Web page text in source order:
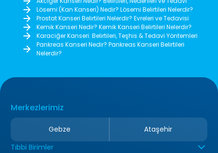
Lösemi (Kan Kanseri) Nedir? Lösemi Belirtileri Nelerdir?
Prostat Kanseri Belirtileri Nelerdir? Evreleri ve Tedavisi
Kemik Kanseri Nedir? Kemik Kanseri Belirtileri Nelerdir?
Karaciğer Kanseri: Belirtileri, Teşhis & Tedavi Yöntemleri
Pankreas Kanseri Nedir? Pankreas Kanseri Belirtileri
Nelerdir?
Merkezlerimiz
Gebze
Ataşehir
Tıbbi Birimler